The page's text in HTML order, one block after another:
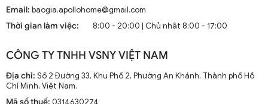
3.1. Đèn Chùm
Đèn chùm là loại đèn trang trí phổ biến với thiết kế đẹp mắt, cầu kỳ
và thường được lắp đặt ở phòng khách hoặc sảnh chính. Đèn chùm
không chỉ cung cấp ánh sáng mà còn tạo ra phong cách sang
trọng, lịch lãm.
3.2. Đèn Thả Trần
Email: baogia.apollohome@gmail.com
Thời gian làm việc:
8:00 - 20:00 | Chủ nhật 8:00 - 17:00
CÔNG TY TNHH VSNY VIỆT NAM
Địa chỉ: Số 2 Đường 33, Khu Phố 2, Phường An Khánh, Thành phố Hồ
Chí Minh, Việt Nam.